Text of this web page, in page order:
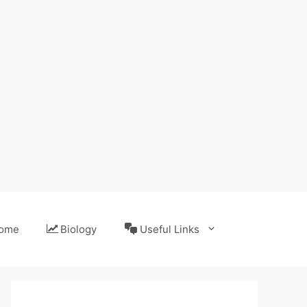
Biology Useful Links